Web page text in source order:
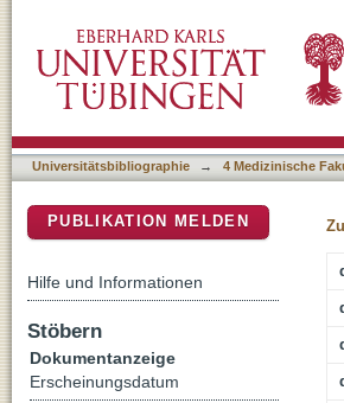
Universitätsbibliographie → 4 Medizinische
PUBLIKATION MELDEN
Hilfe und Informationen
Stöbern
Dokumentanzeige
Erscheinungsdatum